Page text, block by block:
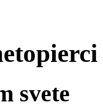
svete